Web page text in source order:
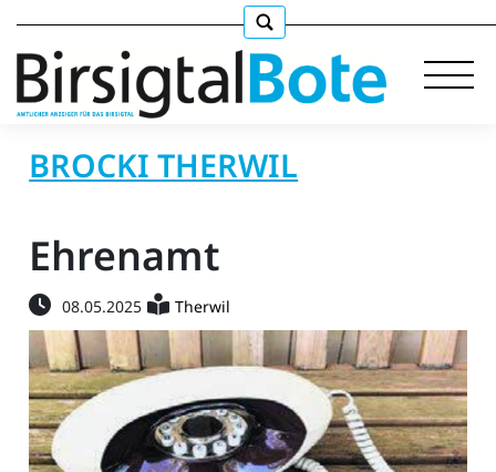
E-
Paper
BROCKI THERWIL
Ehrenamt
08.05.2025 Therwil